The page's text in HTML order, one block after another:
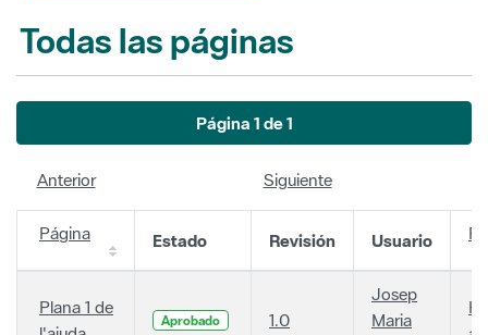
Todas las páginas
Página 1 de 1
Anterior Siguiente
Página Estado Revisión Usuario
Plana 1 de
Aprobado 1.0
Josep
Maria